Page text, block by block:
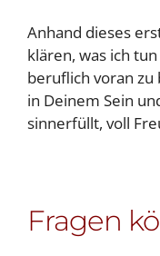
Anhand dieses
klären, was ich
beruflich voran zu
in Deinem Sein
sinnerfüllt, voll
Fragen